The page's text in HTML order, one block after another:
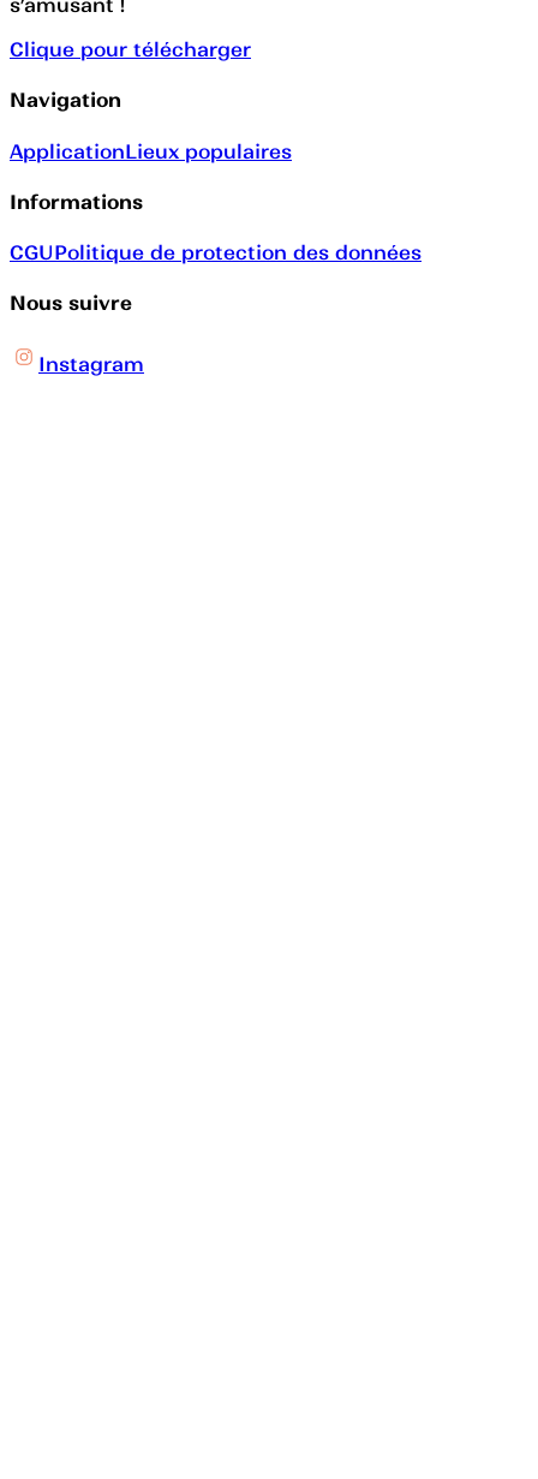
s’amusant !
Clique pour télécharger
Navigation
ApplicationLieux populaires
Informations
CGUPolitique de protection des données
Nous suivre
Instagram